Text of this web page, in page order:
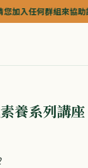
入任何群組來協助
養系列講座